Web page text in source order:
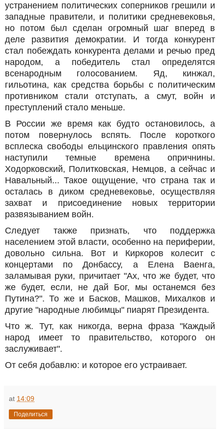
устранением политических соперников грешили и
западные правители, и политики средневековья,
но потом был сделан огромный шаг вперед в
деле развития демократии. И тогда конкурент
стал побеждать конкурента делами и речью пред
народом, а победитель стал определятся
всенародным голосованием. Яд, кинжал,
гильотина, как средства борьбы с политическим
противником стали отступать, а смут, войн и
преступлений стало меньше.
В России же время как будто остановилось, а
потом повернулось вспять. После короткого
всплеска свободы ельцинского правления опять
наступили темные времена опричнины.
Ходорковский, Политковская, Немцов, а сейчас и
Навальный... Такое ощущение, что страна так и
осталась в диком средневековье, осуществляя
захват и присоединение новых территории
развязыванием войн.
Следует также признать, что поддержка
населением этой власти, особенно на периферии,
довольно сильна. Вот и Киркоров колесит с
концертами по Донбассу, а Елена Ваенга,
заламывая руки, причитает "Ах, что же будет, что
же будет, если, не дай Бог, мы останемся без
Путина?". То же и Басков, Машков, Михалков и
другие "народные любимцы" пиарят Президента.
Что ж. Тут, как никогда, верна фраза "Каждый
народ имеет то правительство, которого он
заслуживает".
От себя добавлю: и которое его устраивает.
at 14:09
Поделиться